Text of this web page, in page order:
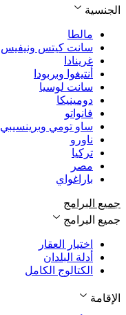
الجنسية
مالطا
سانت كيتس ونيفيس
غرينادا
أنتيغوا وبربودا
سانت لوسيا
دومينيكا
فانواتو
ساو تومي وبرينسيبي
ناورو
تركيا
مصر
باراغواي
جميع البرامج
جميع البرامج
اختيار العقار
أدلة البلدان
الكتالوج الكامل
الإقامة